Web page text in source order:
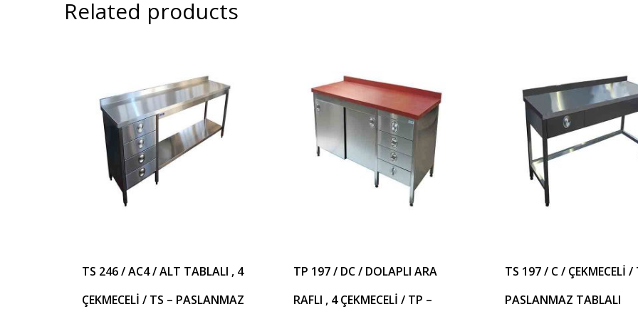
Related products
TS 246 / AC4 / ALT TABLALI , 4
ÇEKMECELİ / TS – PASLANMAZ
TP 197 / DC / DOLAPLI ARA
RAFLI , 4 ÇEKMECELİ / TP –
TS 197 / C / ÇEKMECELİ /
PASLANMAZ TABLALI